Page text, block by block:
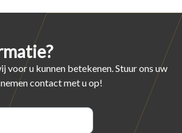
voor u kunnen betekenen. Stuur ons uw
contact met u op!